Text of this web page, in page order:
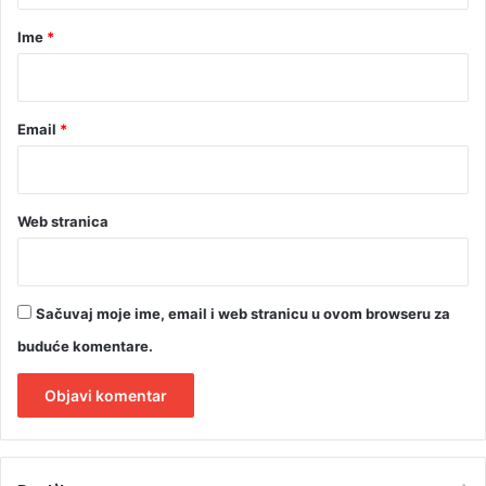
l
a
rIme *
Email *
Web stranica
Sačuvaj moje ime, email i web stranicu u ovom browseru za
buduće komentare.